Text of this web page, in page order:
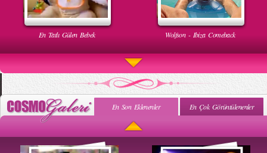
En Tatlı Gülen Bebek Wolfson - Ibiza Comeback
Uyuyan Bebeğe Gangnam Dinletilirse Ne Olur
En Son Eklenenler En Çok Görüntülenenler